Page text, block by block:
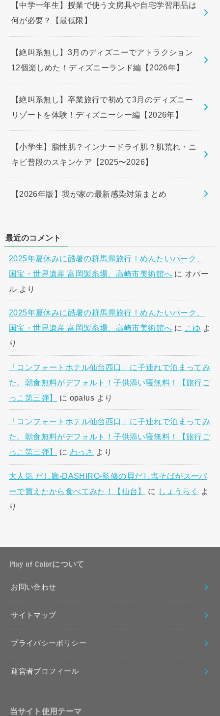
【中学一年生】授業で使う文房具や自宅学習用品は
何が必要？【最低限】
【絶叫系無し】3月のディズニーでアトラクション
12個楽しめた！ディズニーランド編【2026年】
【絶叫系無し】卒業旅行で初めて3月のディズニー
リゾートを体験！ディズニーシー編【2026年】
【小学生】脂性肌？インナードライ肌？肌荒れ・ニ
キビ普段のスキンケア【2025〜2026】
【2026年版】我が家の最新感染対策まとめ
最近のコメント
2025年夏休みに酷暑の群馬県旅行！めんたいパーク、
国宝・世界遺産 富岡製糸場、高崎市美術館へ に オパー
ル より
2025年夏休みに酷暑の群馬県旅行！めんたいパーク、
国宝・世界遺産 富岡製糸場、高崎市美術館へ に こゆ よ
り
「コンフォートホテル仙台西口」に子連れで泊まってみ
た。朝食無料がデフォルト！子供添い寝無料！【旅行ご
っこ第三弾】
に opalus より
「コンフォートホテル仙台西口」に子連れで泊まってみ
た。朝食無料がデフォルト！子供添い寝無料！【旅行ご
っこ第三弾】
に わっさ より
大人気 だし廊-DASHIRO-監修の貝だし塩そばがスーパ
ーで買えたから食べてみた！【仙台】
に しょうらく
よ
り
Play of Colorについて
お問い合わせ
サイトマップ
プライバシーポリシー
運営者プロフィール
当サイト使用テーマ